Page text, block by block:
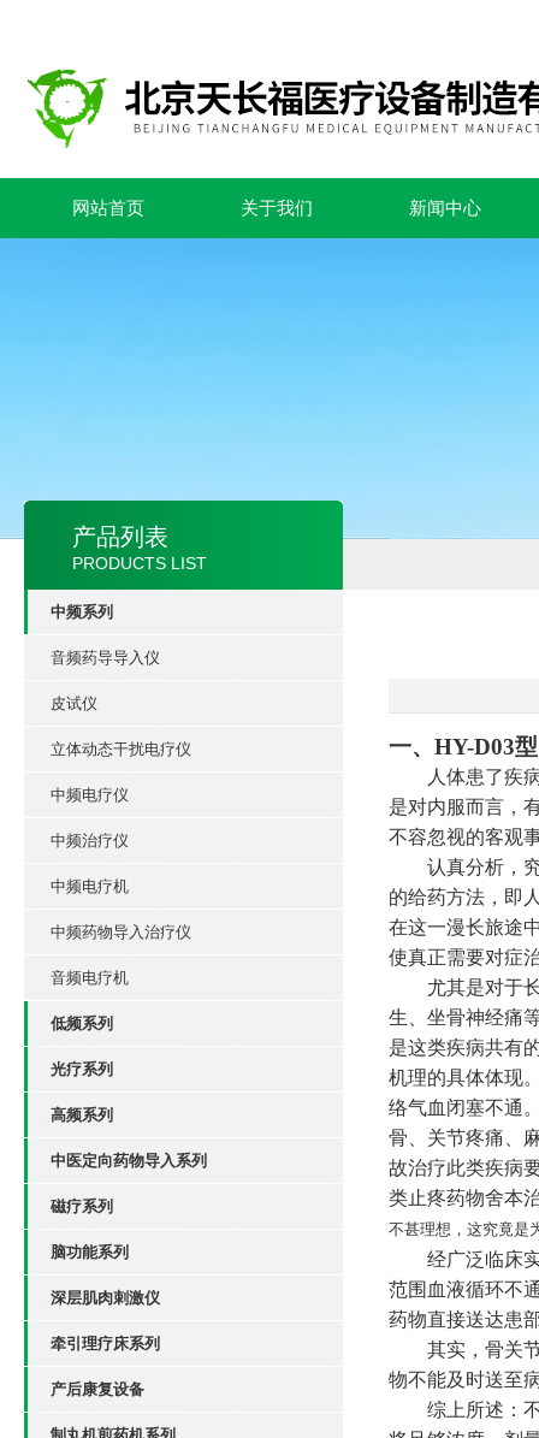
网站首页 关于我们 新闻中心
产品列表
PRODUCTS LIST
中频系列
音频药导导入仪
皮试仪
立体动态干扰电疗仪
中频电疗仪
中频治疗仪
中频电疗机
中频药物导入治疗仪
音频电疗机
低频系列
光疗系列
高频系列
中医定向药物导入系列
磁疗系列
脑功能系列
深层肌肉刺激仪
牵引理疗床系列
产后康复设备
一、 HY-D03
人体患了疾
是对内服而言，
不容忽视的客观
认真分析，
的给药方法，即
在这一漫长旅途
使真正需要对症
尤其是对于
生、坐骨神经痛
是这类疾病共有
机理的具体体现
络气血闭塞不通
骨、关节疼痛、
故治疗此类疾病
类止疼药物舍本
不甚理想，这究竟是
经广泛临床
范围血液循环不
药物直接送达患
其实，骨关
物不能及时送至
综上所述：